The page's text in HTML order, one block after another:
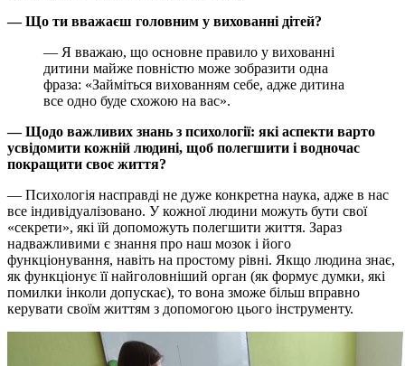
— Що ти вважаєш головним у вихованні дітей?
— Я вважаю, що основне правило у вихованні
дитини майже повністю може зобразити одна
фраза: «Займіться вихованням себе, адже дитина
все одно буде схожою на вас».
— Щодо важливих знань з психології: які аспекти варто
усвідомити кожній людині, щоб полегшити і водночас
покращити своє життя?
— Психологія насправді не дуже конкретна наука, адже в нас
все індивідуалізовано. У кожної людини можуть бути свої
«секрети», які їй допоможуть полегшити життя. Зараз
надважливими є знання про наш мозок і його
функціонування, навіть на простому рівні. Якщо людина знає,
як функціонує її найголовніший орган (як формує думки, які
помилки інколи допускає), то вона зможе більш вправно
керувати своїм життям з допомогою цього інструменту.